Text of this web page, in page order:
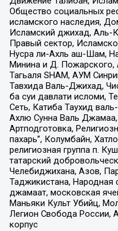
Общество социальных
исламского наследия,
Исламский джихад, Аль-
Правый сектор,
Нусра ли-Ахль аш-Шам,
Минина и Д. Пожарского,
Тагьаля SHAM, АУМ
Тавхида Валь-Джихад,
ба суи давлати исломи,
Сеть, Катиба Таухид
Ахлю Сунна Валь
Артподготовка,
пахарь”, Колумбайн,
религиозная группа п.
татарский
Челебиджихана, Азов,
Таджикистана,
джамаат, московская
Маньяки Культ Убийц,
Легион Свобода России,
корпус